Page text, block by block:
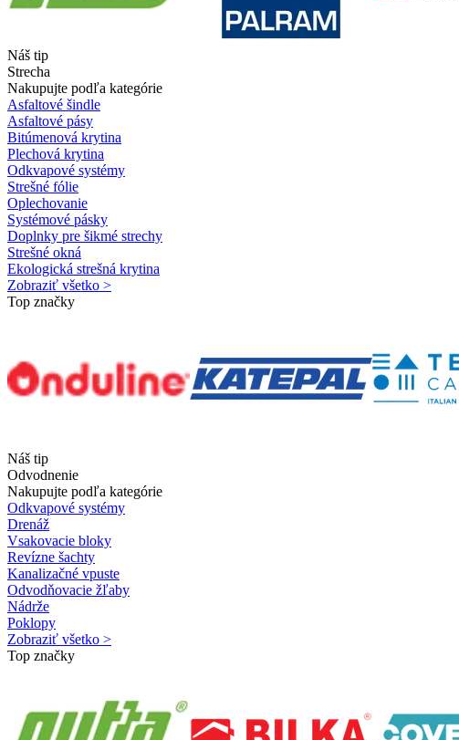
Náš tip
Strecha
Nakupujte podľa kategórie
Asfaltové šindle
Asfaltové pásy
Bitúmenová krytina
Plechová krytina
Odkvapové systémy
Strešné fólie
Oplechovanie
Systémové pásky
Doplnky pre šikmé strechy
Strešné okná
Ekologická strešná krytina
Zobraziť všetko >
Top značky
Náš tip
Odvodnenie
Nakupujte podľa kategórie
Odkvapové systémy
Drenáž
Vsakovacie bloky
Revízne šachty
Kanalizačné vpuste
Odvodňovacie žľaby
Nádrže
Poklopy
Zobraziť všetko >
Top značky